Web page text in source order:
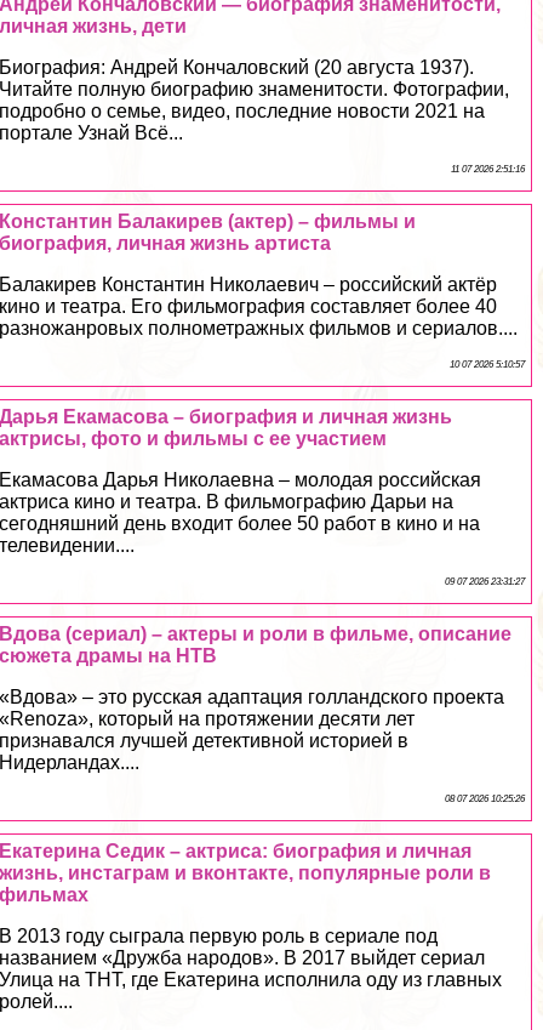
личная жизнь, дети
Биография: Андрей Кончаловский (20 августа 1937).
Читайте полную биографию знаменитости. Фотографии,
подробно о семье, видео, последние новости 2021 на
портале Узнай Всё...
11 07 2026 2:51:16
Константин Балакирев (актер) – фильмы и
биография, личная жизнь артиста
Балакирев Константин Николаевич – российский актёр
кино и театра. Его фильмография составляет более 40
разножанровых полнометражных фильмов и сериалов....
10 07 2026 5:10:57
Дарья Екамасова – биография и личная жизнь
актрисы, фото и фильмы с ее участием
Екамасова Дарья Николаевна – молодая российская
актриса кино и театра. В фильмографию Дарьи на
сегодняшний день входит более 50 работ в кино и на
телевидении....
09 07 2026 23:31:27
Вдова (сериал) – актеры и роли в фильме, описание
сюжета драмы на НТВ
«Вдова» – это русская адаптация голландского проекта
«Renoza», который на протяжении десяти лет
признавался лучшей детективной историей в
Нидерландах....
08 07 2026 10:25:26
Екатерина Седик – актриса: биография и личная
жизнь, инстаграм и вконтакте, популярные роли в
фильмах
В 2013 году сыграла первую роль в сериале под
названием «Дружба народов». В 2017 выйдет сериал
Улица на ТНТ, где Екатерина исполнила оду из главных
ролей....